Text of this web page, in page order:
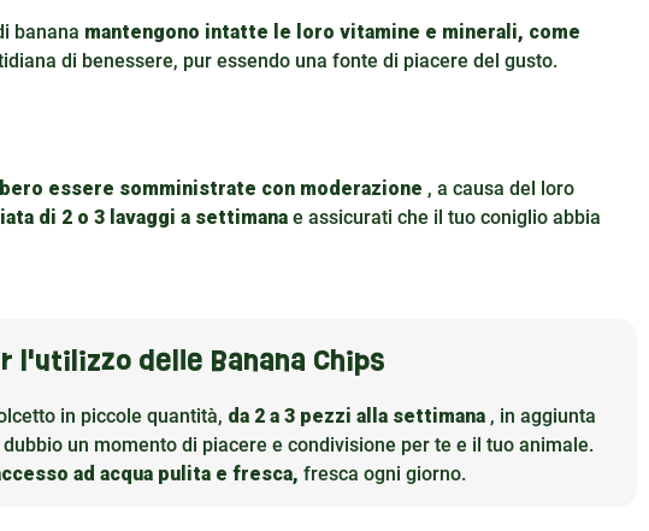
banana mantengono intatte le loro vitamine e minerali, come
di benessere, pur essendo una fonte di piacere del gusto.
essere somministrate con moderazione , a causa del loro
di 2 o 3 lavaggi a settimana e assicurati che il tuo coniglio abbia
l'utilizzo delle Banana Chips
in piccole quantità, da 2 a 3 pezzi alla settimana , in aggiunta
un momento di piacere e condivisione per te e il tuo animale.
ad acqua pulita e fresca, fresca ogni giorno.